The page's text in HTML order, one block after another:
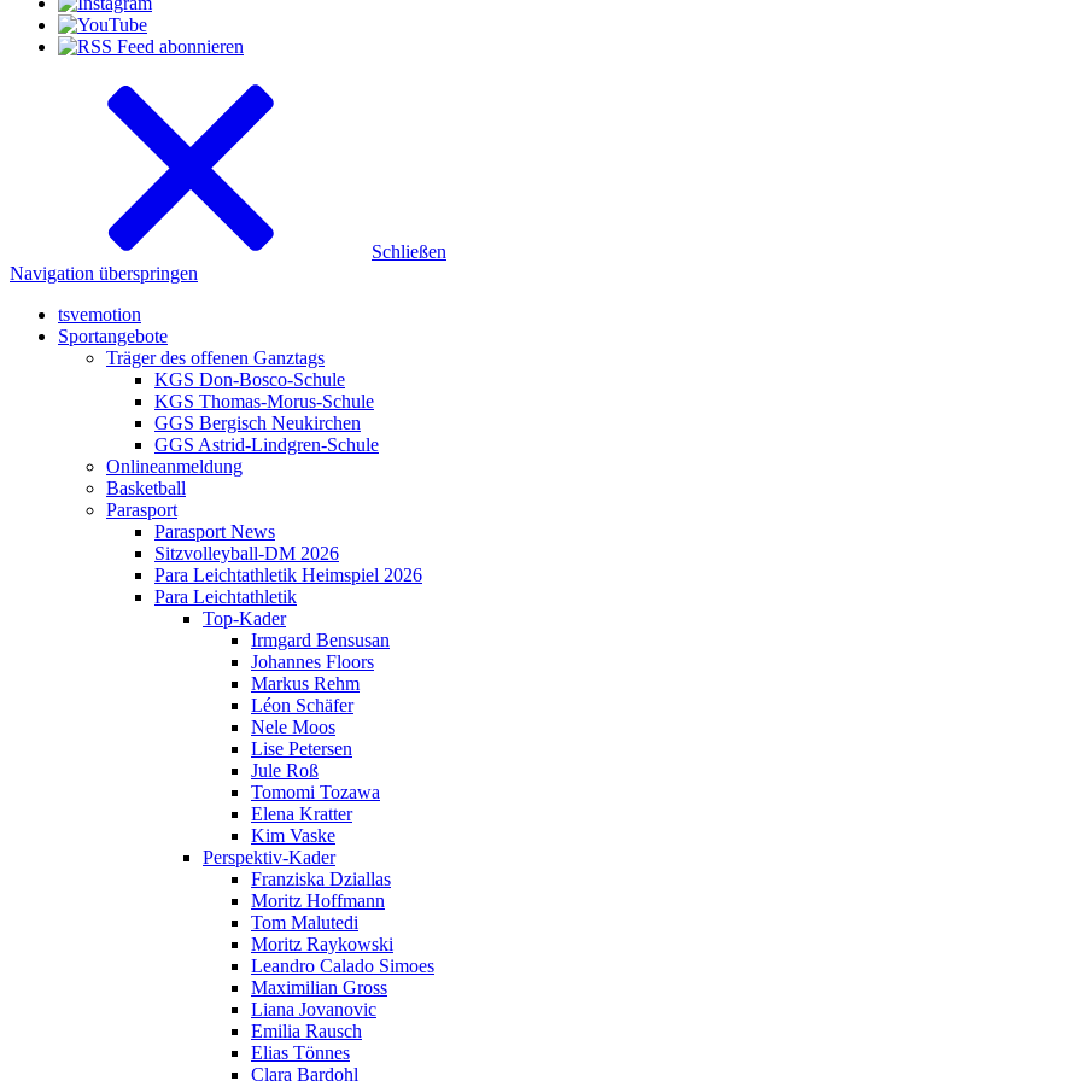
Schließen
Navigation überspringen
tsvemotion
Sportangebote
Träger des offenen Ganztags
KGS Don-Bosco-Schule
KGS Thomas-Morus-Schule
GGS Bergisch Neukirchen
GGS Astrid-Lindgren-Schule
Onlineanmeldung
Basketball
Parasport
Parasport News
Sitzvolleyball-DM 2026
Para Leichtathletik Heimspiel 2026
Para Leichtathletik
Top-Kader
Irmgard Bensusan
Johannes Floors
Markus Rehm
Léon Schäfer
Nele Moos
Lise Petersen
Jule Roß
Tomomi Tozawa
Elena Kratter
Kim Vaske
Perspektiv-Kader
Franziska Dziallas
Moritz Hoffmann
Tom Malutedi
Moritz Raykowski
Leandro Calado Simoes
Maximilian Gross
Liana Jovanovic
Emilia Rausch
Elias Tönnes
Clara Bardohl